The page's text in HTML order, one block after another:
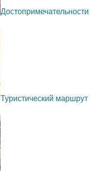
Достопримечательности
Туристический маршрут